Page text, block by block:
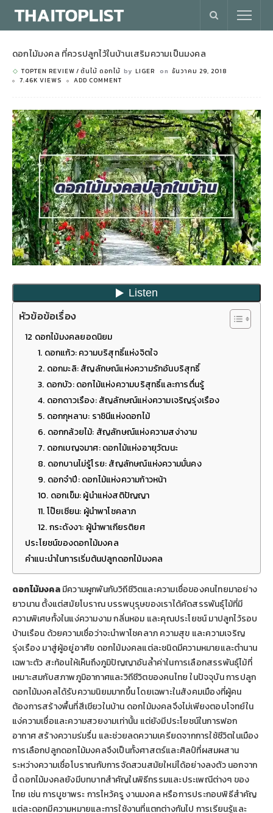
ดอกไม้มงคล ที่ควรปลูกไว้ในบ้านเสริมความเป็นมงคล
TOPTEN REVIEW ต้นไม้ ดอกไม้ by LIGER on ธันวาคม 29, 2018
7.46K VIEWS
ADD COMMENT
หัวข้อข้อเรื่อง
12 ดอกไม้มงคลยอดนิยม
1. ดอกแก้ว: ความบริสุทธิ์แห่งจิตใจ
2. ดอกมะลิ: สัญลักษณ์แห่งความรักอันบริสุทธิ์
3. ดอกบัว: ดอกไม้แห่งความบริสุทธิ์และการตื่นรู้
4. ดอกดาวเรือง: สัญลักษณ์แห่งความเจริญรุ่งเรือง
5. ดอกกุหลาบ: ราชินีแห่งดอกไม้
6. ดอกกล้วยไม้: สัญลักษณ์แห่งความสง่างาม
7. ดอกเบญจมาศ: ดอกไม้แห่งอายุวัฒนะ
8. ดอกบานไม่รู้โรย: สัญลักษณ์แห่งความมั่นคง
9. ดอกจำปี: ดอกไม้แห่งความก้าวหน้า
10. ดอกเข็ม: ผู้นำแห่งสติปัญญา
11. โป๊ยเซียน: ผู้นำพาโชคลาภ
12. กระดังงา: ผู้นำพาเกียรติยศ
ประโยชน์ของดอกไม้มงคล
คำแนะนำในการเริ่มต้นปลูกดอกไม้มงคล
ดอกไม้มงคลมีความผูกพันกับวิถีชีวิตและความเชื่อของคนไทยมาอย่าง
ยาวนาน ตั้งแต่สมัยโบราณ บรรพบุรุษของเราได้คัดสรรพันธุ์ไม้ที่มี
ความพิเศษทั้งในแง่ความงาม กลิ่นหอม และคุณประโยชน์ มาปลูกไว้รอบ
บ้านเรือน ด้วยความเชื่อว่าจะนำพาโชคลาภ ความสุข และความเจริญ
รุ่งเรือง มาสู่ผู้อยู่อาศัย ดอกไม้มงคลแต่ละชนิดมีความหมายและตำนาน
เฉพาะตัว สะท้อนให้เห็นถึงภูมิปัญญาอันล้ำค่าในการเลือกสรรพันธุ์ไม้ที่
เหมาะสมกับสภาพภูมิอากาศและวิถีชีวิตของคนไทย ในปัจจุบัน การปลูก
ดอกไม้มงคลได้รับความนิยมมากขึ้น โดยเฉพาะในสังคมเมืองที่ผู้คน
ต้องการสร้างพื้นที่สีเขียวในบ้าน ดอกไม้มงคลจึงไม่เพียงตอบโจทย์ใน
แง่ความเชื่อและความสวยงามเท่านั้น แต่ยังมีประโยชน์ในการฟอก
อากาศ สร้างความร่มรื่น และช่วยลดความเครียดจากการใช้ชีวิตในเมือง
การเลือกปลูกดอกไม้มงคลจึงเป็นทั้งศาสตร์และศิลป์ที่ผสมผสาน
ระหว่างความเชื่อโบราณกับการจัดสวนสมัยใหม่ได้อย่างลงตัว นอกจาก
นี้ ดอกไม้มงคลยังมีบทบาทสำคัญในพิธีกรรมและประเพณีต่างๆ ของ
ไทย เช่น การบูชาพระ การไหว้ครู งานมงคล หรือการประกอบพิธีสำคัญ
แต่ละดอกมีความหมายและการใช้งานที่แตกต่างกันไป การเรียนรู้และ